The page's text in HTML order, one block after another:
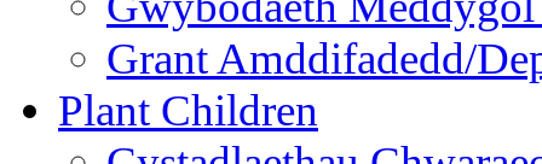
Grant Amddifadedd/
Plant Children